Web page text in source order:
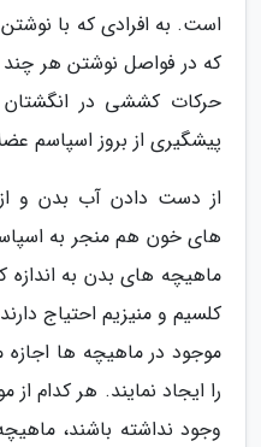
است. به افرادی که با
که در فواصل نوشتن هر
حرکات کششی در انگشتان
پیشگیری از بروز اسپاسم
از دست دادن آب بدن و
های خون هم منجر به
ماهیچه های بدن به اندازه
کلسیم و منیزیم احتیاج
موجود در ماهیچه ها
را ایجاد نمایند. هر کدام از
وجود نداشته باشند،